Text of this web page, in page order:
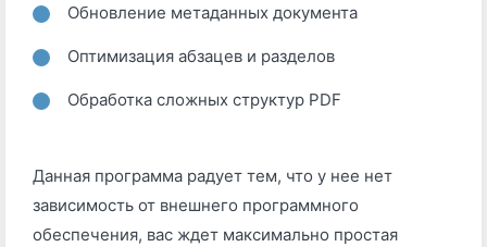
Обновление метаданных документа
Оптимизация абзацев и разделов
Обработка сложных структур PDF
Данная программа радует тем, что у нее нет
зависимость от внешнего программного
обеспечения, вас ждет максимально простая